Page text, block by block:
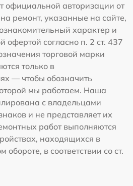
официальной авторизации от
ремонт, указанные на сайте,
характер и
офертой согласно п. 2 ст. 437
торговой марки
только в
— чтобы обозначить
мы работаем. Наша
с владельцами
и не представляет их
работ выполняются
находящихся в
в соответствии со ст.